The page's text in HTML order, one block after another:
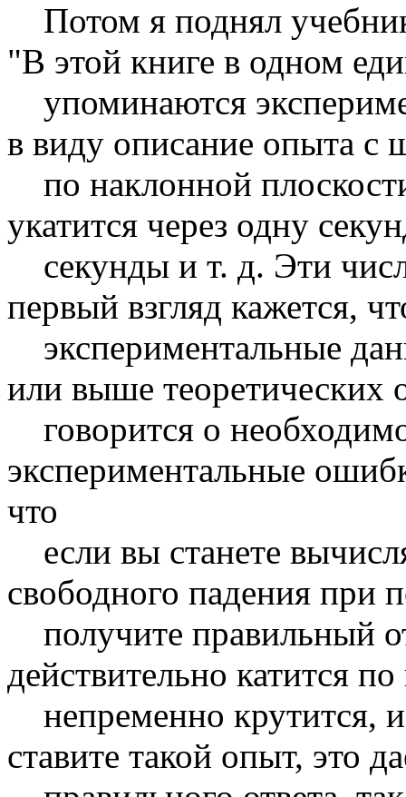
Потом я поднял
"В этой книге в одном
упоминаются
в виду описание опыта с
по наклонной
укатится через одну
секунды и т. д. Эти
первый взгляд кажется,
экспериментальные
или выше теоретических
говорится о
экспериментальные
что
если вы станете
свободного падения при
получите правильный
действительно катится
непременно крутится,
ставите такой опыт, это